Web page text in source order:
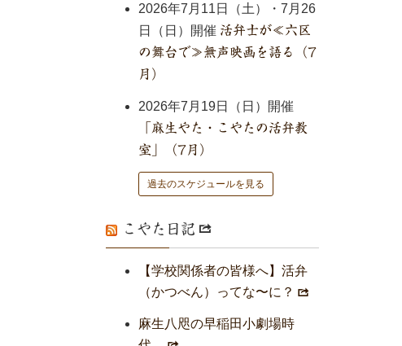
2026年7月11日（土）・7月26
日（日）開催 活弁士が≪六区
の舞台で≫無声映画を語る（7
月）
2026年7月19日（日）開催
「麻生やた・こやたの活弁教
室」（7月）
過去のスケジュールを見る
こやた日記
【学校関係者の皆様へ】活弁
（かつべん）ってな〜に？
麻生八咫の早稲田小劇場時